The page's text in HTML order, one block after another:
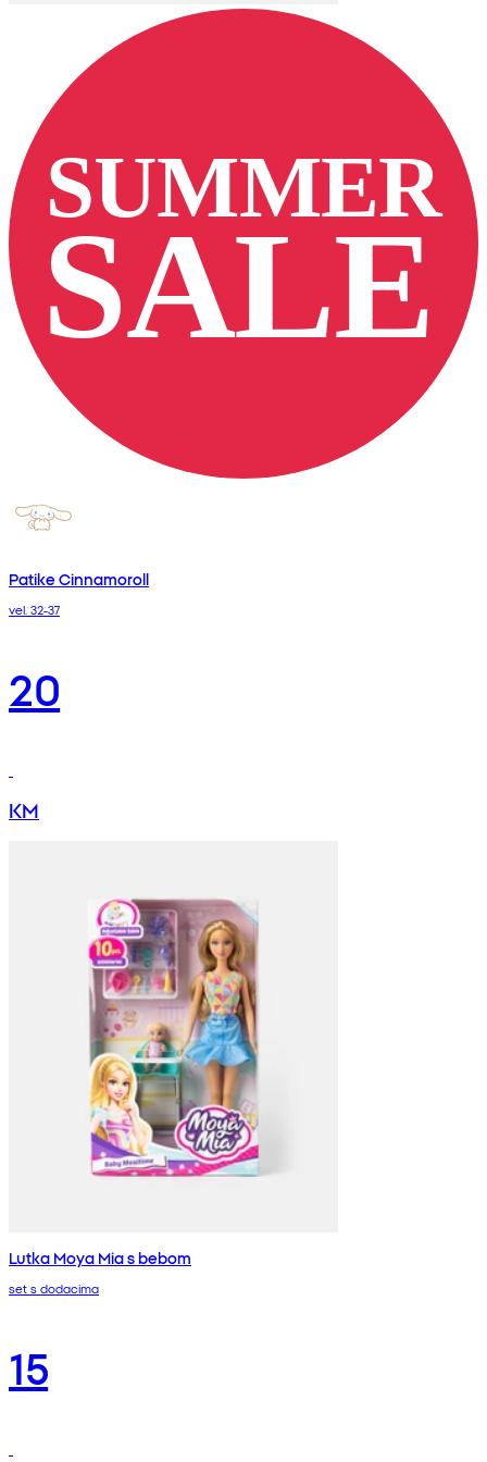
Patike Cinnamoroll
vel. 32-37
20
KM
Lutka Moya Mia s bebom
set s dodacima
15